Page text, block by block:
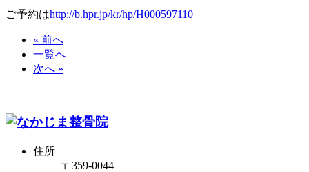
ご予約はhttp://b.hpr.jp/kr/hp/H000597110
« 前へ
一覧へ
次へ »
住所
〒359-0044